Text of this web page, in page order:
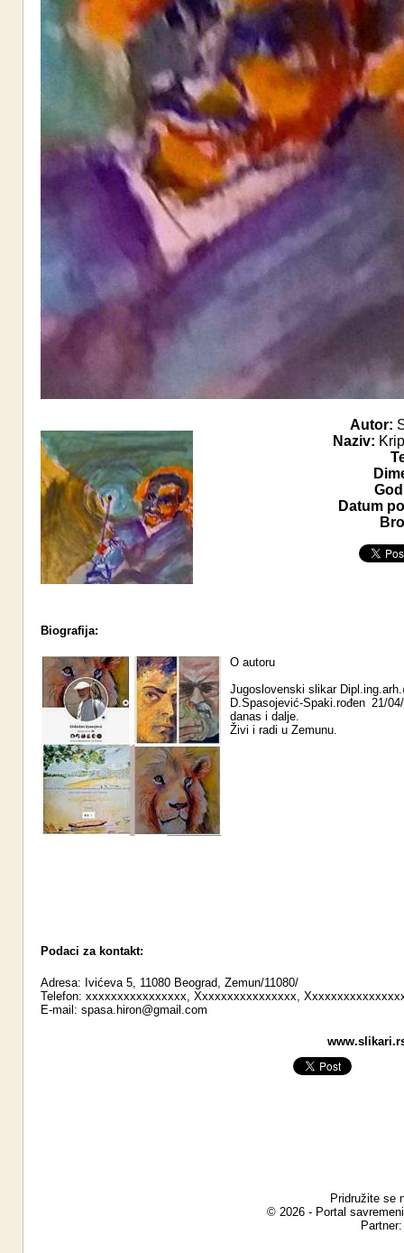
Autor:
Naziv:
Datum
Biografija:
O autoru
Jugoslovenski slikar
D.Spasojević-Spaki.rođen 21/
danas i dalje.
Živi i radi u Zemunu.
Podaci za kontakt:
Adresa: Ivićeva 5, 11080 Beograd, Zemun/11080/
Telefon: xxxxxxxxxxxxxxxx, Xxxxxxxxxxxxxxxx,
E-mail: spasa.hiron@gmail.com
Pridružite se
© 2026 - Portal